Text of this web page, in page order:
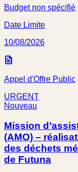
Budget non spécifié
Date Limite
10/08/2026
Appel d'Offre Public
URGENT
Nouveau
Mission
(AMO) –
des déchets
de Futuna